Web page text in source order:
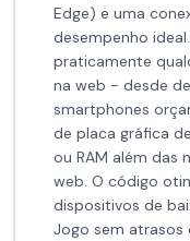
Edge) e uma
desempenho
praticamente
na web - desde
smartphones
de placa gráfica
ou RAM além das
web. O código
dispositivos de
Jogo sem atrasos